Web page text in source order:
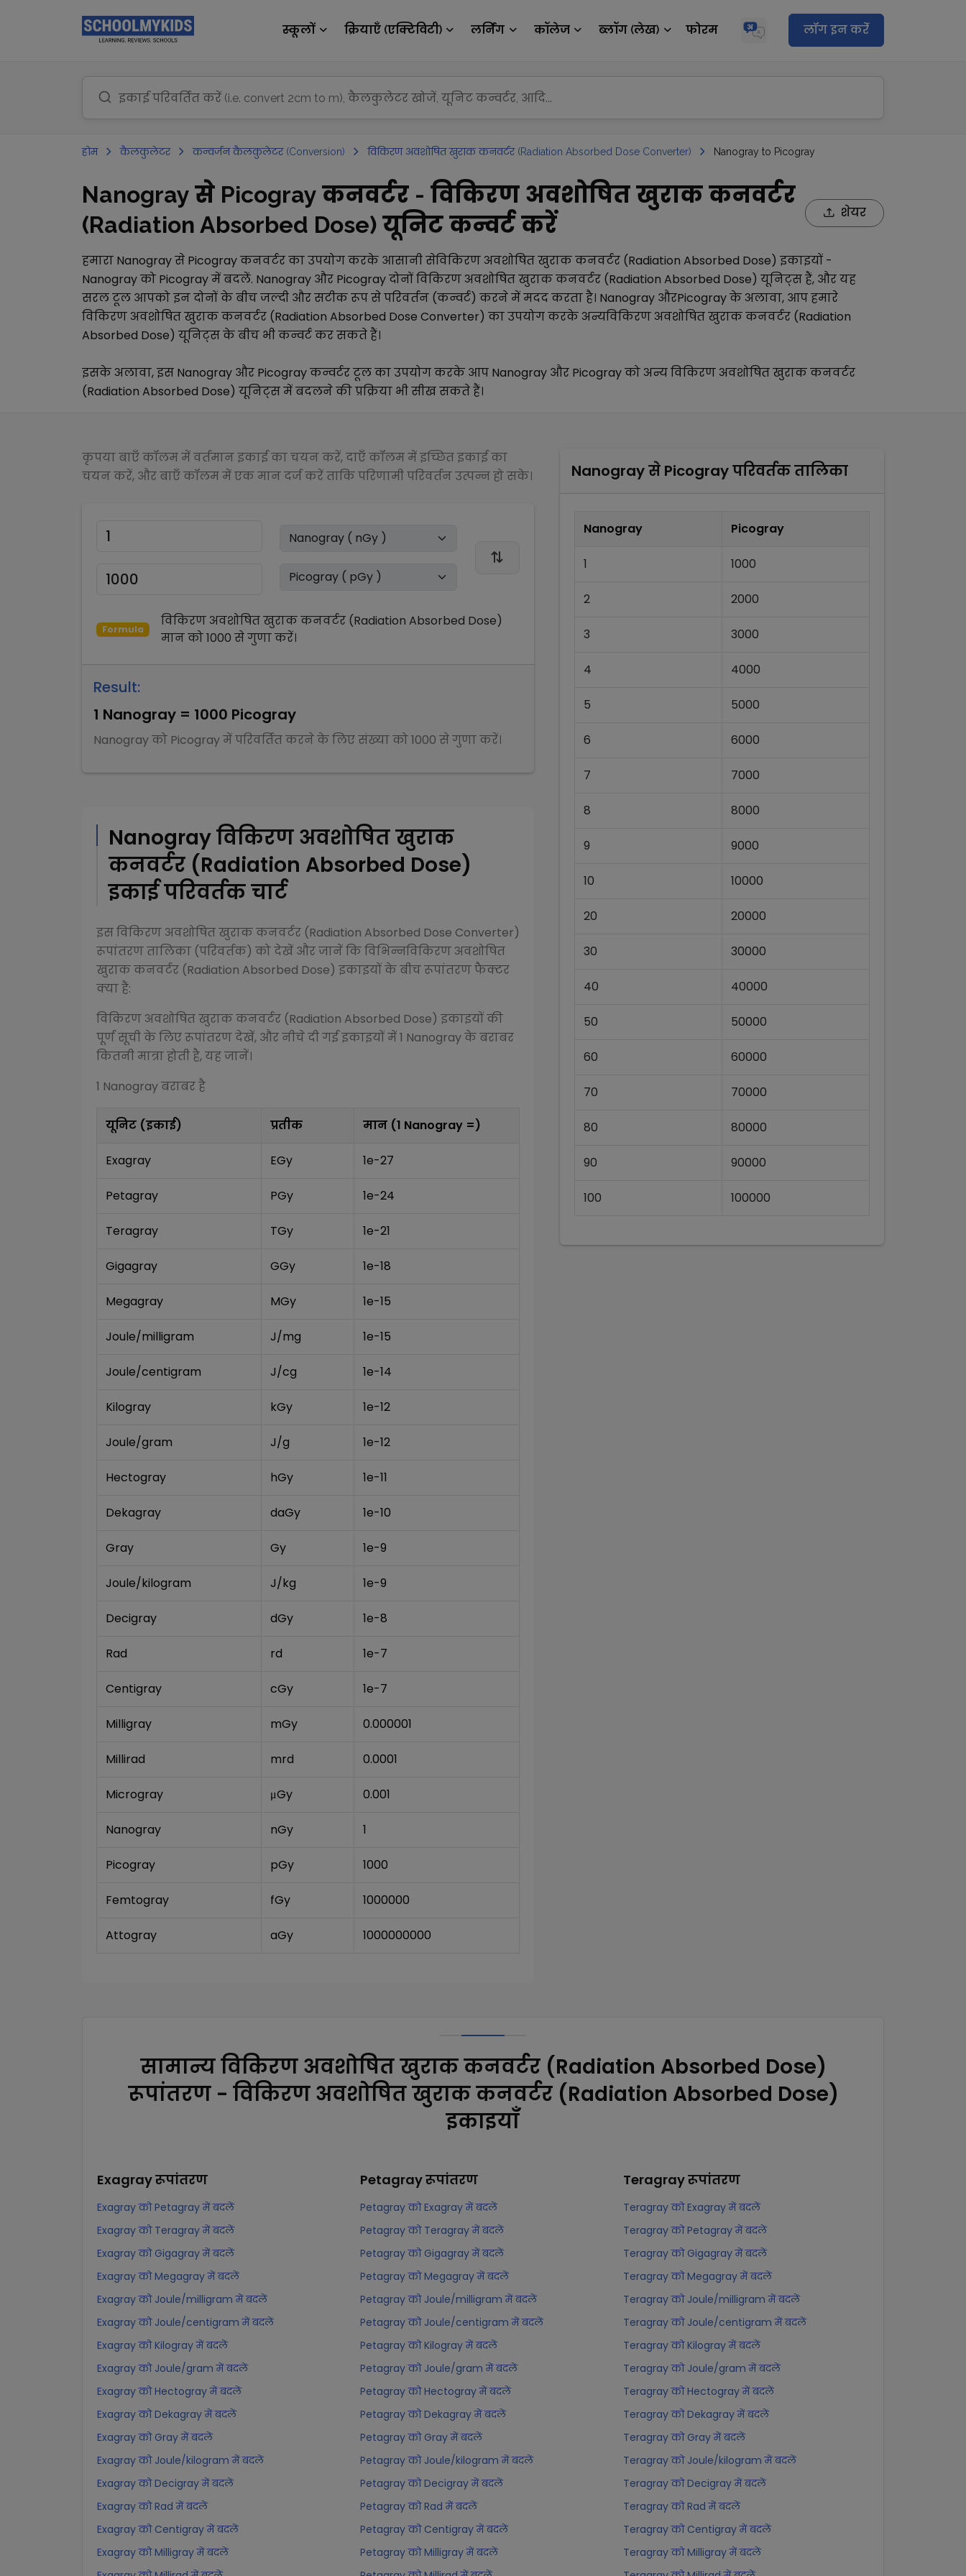
स्कूलों क्रियाएँ (एक्टिविटी) लर्निंग कॉलेज ब्लॉग (लेख) फोरम लॉग इन करेंं
होम कैलकुलेटर कन्वर्जन कैलकुलेटर (Conversion) विकिरण अवशोषित खुराक कनवर्टर (Radiation Absorbed Dose Converter) Nanogray to Picogray
Nanogray से Picogray कनवर्टर - विकिरण अवशोषित खुराक कनवर्टर
(Radiation Absorbed Dose) यूनिट कन्वर्ट करें
शेयर
हमारा Nanograyसे Picograyकनवर्टर का उपयोग करके आसानी सेविकिरण अवशोषित खुराक कनवर्टर (Radiation Absorbed Dose) इकाइयों -
Nanograyको Picograyमें बदलें. Nanogray और Picograyदोनोंविकिरण अवशोषित खुराक कनवर्टर (Radiation Absorbed Dose) यूनिट्स हैं, और यह
सरल टूल आपको इन दोनों के बीच जल्दी और सटीक रूप से परिवर्तन (कन्वर्ट) करने में मदद करता है। Nanogray औरPicograyके अलावा, आप हमारे
विकिरण अवशोषित खुराक कनवर्टर (Radiation Absorbed Dose Converter) का उपयोग करके अन्यविकिरण अवशोषित खुराक कनवर्टर (Radiation
Absorbed Dose) यूनिट्स के बीच भी कन्वर्ट कर सकते हैं।
इसके अलावा, इस Nanogray और Picograyकन्वर्टर टूल का उपयोग करके आप Nanogray और Picograyको अन्यविकिरण अवशोषित खुराक कनवर्टर
(Radiation Absorbed Dose) यूनिट्स में बदलने की प्रक्रिया भी सीख सकते हैं।
कृपया बाएँ कॉलम में वर्तमान इकाई का चयन करें, दाएँ कॉलम में इच्छित इकाई का
चयन करें, और बाएँ कॉलम में एक मान दर्ज करें ताकि परिणामी परिवर्तन उत्पन्न हो सके।
Formula
विकिरण अवशोषित खुराक कनवर्टर (Radiation Absorbed Dose)
मान को1000 सेगुणाकरें।
Result:
1 Nanogray = 1000 Picogray
Nanograyको Picograyमें परिवर्तित करने के लिए संख्या को1000 सेगुणाकरें।
Nanograyविकिरण अवशोषित खुराक
कनवर्टर (Radiation Absorbed Dose)
इकाई परिवर्तक चार्ट
इसविकिरण अवशोषित खुराक कनवर्टर (Radiation Absorbed Dose Converter)
रूपांतरण तालिका (परिवर्तक) को देखें और जानें कि विभिन्नविकिरण अवशोषित
खुराक कनवर्टर (Radiation Absorbed Dose) इकाइयों के बीच रूपांतरण फैक्टर
क्या हैं:
विकिरण अवशोषित खुराक कनवर्टर (Radiation Absorbed Dose) इकाइयों की
पूर्ण सूची के लिए रूपांतरण देखें, और नीचे दी गई इकाइयों में 1 Nanograyके बराबर
कितनी मात्रा होती है, यह जानें।
1 Nanograyबराबर है
यूनिट (इकाई) प्रतीक मान (1 Nanogray =)
Exagray EGy 1e-27
Petagray PGy 1e-24
Teragray TGy 1e-21
Gigagray GGy 1e-18
Megagray MGy 1e-15
Joule/milligram J/mg 1e-15
Joule/centigram J/cg 1e-14
Kilogray kGy 1e-12
Joule/gram J/g 1e-12
Hectogray hGy 1e-11
Dekagray daGy 1e-10
Gray Gy 1e-9
Joule/kilogram J/kg 1e-9
Decigray dGy 1e-8
Rad rd 1e-7
Centigray cGy 1e-7
Milligray mGy 0.000001
Millirad mrd 0.0001
Microgray μGy 0.001
Nanogray nGy 1
Picogray pGy 1000
Femtogray fGy 1000000
Attogray aGy 1000000000
Nanograyसे Picograyपरिवर्तक तालिका
Nanogray Picogray
1 1000
2 2000
3 3000
4 4000
5 5000
6 6000
7 7000
8 8000
9 9000
10 10000
20 20000
30 30000
40 40000
50 50000
60 60000
70 70000
80 80000
90 90000
100 100000
सामान्य विकिरण अवशोषित खुराक कनवर्टर (Radiation Absorbed Dose)
रूपांतरण - विकिरण अवशोषित खुराक कनवर्टर (Radiation Absorbed Dose)
इकाइयाँ
Exagrayरूपांतरण
Exagray को Petagray में बदलें
Exagray को Teragray में बदलें
Exagray को Gigagray में बदलें
Exagray को Megagray में बदलें
Exagray को Joule/milligram में बदलें
Exagray को Joule/centigram में बदलें
Exagray को Kilogray में बदलें
Exagray को Joule/gram में बदलें
Exagray को Hectogray में बदलें
Exagray को Dekagray में बदलें
Exagray को Gray में बदलें
Exagray को Joule/kilogram में बदलें
Exagray को Decigray में बदलें
Exagray को Rad में बदलें
Exagray को Centigray में बदलें
Exagray को Milligray में बदलें
Petagrayरूपांतरण
Petagray को Exagray में बदलें
Petagray को Teragray में बदलें
Petagray को Gigagray में बदलें
Petagray को Megagray में बदलें
Petagray को Joule/milligram में बदलें
Petagray को Joule/centigram में बदलें
Petagray को Kilogray में बदलें
Petagray को Joule/gram में बदलें
Petagray को Hectogray में बदलें
Petagray को Dekagray में बदलें
Petagray को Gray में बदलें
Petagray को Joule/kilogram में बदलें
Petagray को Decigray में बदलें
Petagray को Rad में बदलें
Petagray को Centigray में बदलें
Petagray को Milligray में बदलें
Teragrayरूपांतरण
Teragray को Exagray में बदलें
Teragray को Petagray में बदलें
Teragray को Gigagray में बदलें
Teragray को Megagray में बदलें
Teragray को Joule/milligram में बदलें
Teragray को Joule/centigram में बदलें
Teragray को Kilogray में बदलें
Teragray को Joule/gram में बदलें
Teragray को Hectogray में बदलें
Teragray को Dekagray में बदलें
Teragray को Gray में बदलें
Teragray को Joule/kilogram में बदलें
Teragray को Decigray में बदलें
Teragray को Rad में बदलें
Teragray को Centigray में बदलें
Teragray को Milligray में बदलें